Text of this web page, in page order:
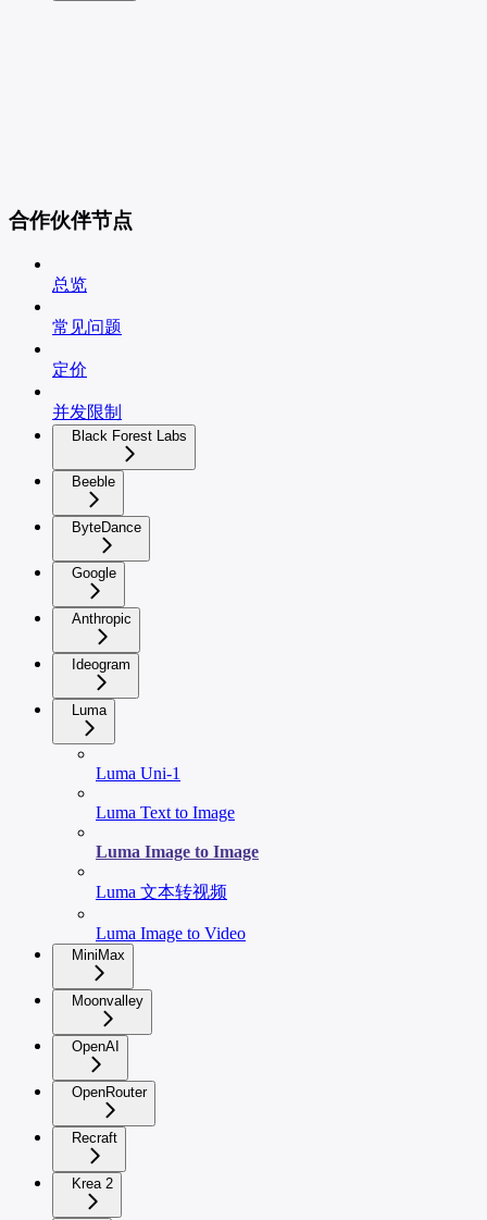
合作伙伴节点
总览
常见问题
定价
并发限制
Black Forest Labs
Beeble
ByteDance
Google
Anthropic
Ideogram
Luma
Luma Uni-1
Luma Text to Image
Luma Image to Image
Luma 文本转视频
Luma Image to Video
MiniMax
Moonvalley
OpenAI
OpenRouter
Recraft
Krea 2